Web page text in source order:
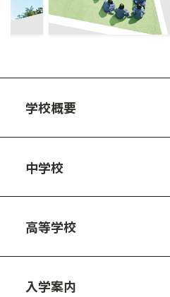
学校概要
中学校
高等学校
入学案内